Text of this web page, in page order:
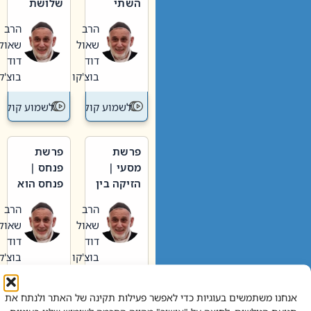
אנחנו משתמשים בעוגיות כדי לאפשר פעילות תקינה של האתר ולנתח את
וערב של
חיינו
הרב
שאול
דוד
בוצ'קו
לשמוע קול תורה – מדרש
האבות
הרב
שאול
דוד
בוצ'קו
לשמוע קול
פרשת
מסעי |
הזיקה בין
הגדול לעם הרב
שאול
דוד
בוצ'קו
לשמוע קול תורה – מדרש
פרשת
פנחס |
פנחס הוא
אליהו: בין
קנאות
הורסת
לקנאות
בונה
הרב
שאול
דוד
בוצ'קו
לשמוע קול